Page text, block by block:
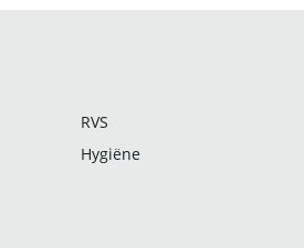
RVS
Hygiëne